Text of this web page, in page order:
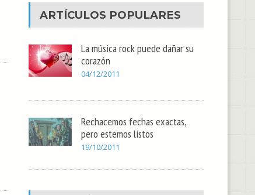
ARTÍCULOS POPULARES
La música rock puede dañar su
corazón
04/12/2011
Rechacemos fechas exactas,
pero estemos listos
19/10/2011